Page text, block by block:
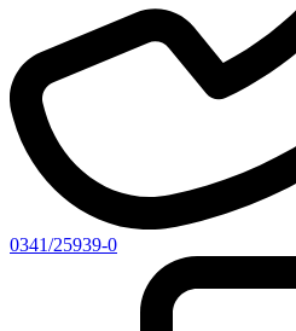
0341/25939-0